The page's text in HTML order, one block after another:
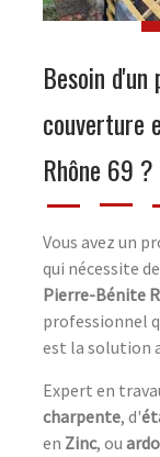
Besoin
couverture
Rhône 69 ?
Vous avez un
qui nécessite
Pierre-Bénite
professionnel
est la solution
Expert en
charpente, d'
en Zinc, ou